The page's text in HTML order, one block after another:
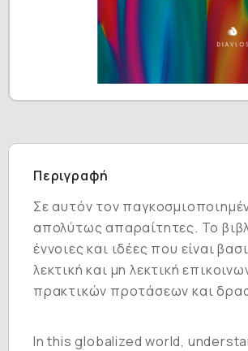
Περιγραφή
Σε αυτόν τον
απολύτως απαραίτητες. Το
έννοιες και ιδέες που είναι
λεκτική και μη λεκτική
πρακτικών προτάσεων και
In this globalized world,